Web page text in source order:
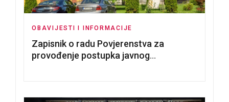
OBAVIJESTI I INFORMACIJE
Zapisnik o radu Povjerenstva za
provođenje postupka javnog